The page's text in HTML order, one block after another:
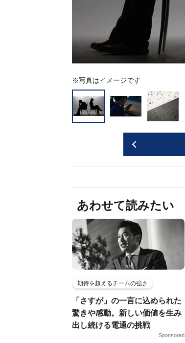
※写真はイメージです
あわせて読みたい
期待を超えるチームの強さ
「さすが」の一言に込められた
驚きや感動。新しい価値を生み
出し続ける電通の挑戦
Sponsored